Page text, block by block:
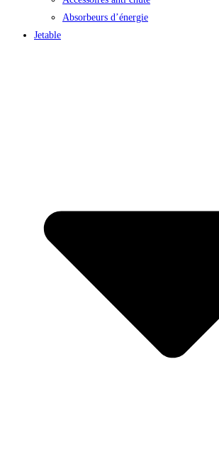
Absorbeurs d’énergie
Jetable